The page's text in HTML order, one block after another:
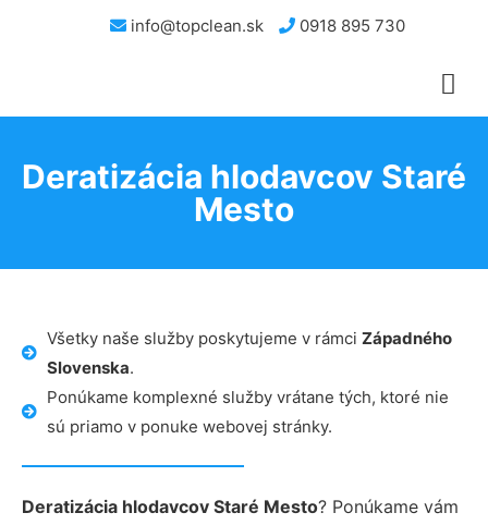
info@topclean.sk 0918 895 730
Deratizácia hlodavcov Staré
Mesto
Všetky naše služby poskytujeme v rámci Západného
Slovenska.
Ponúkame komplexné služby vrátane tých, ktoré nie
sú priamo v ponuke webovej stránky.
Deratizácia hlodavcov Staré Mesto? Ponúkame vám